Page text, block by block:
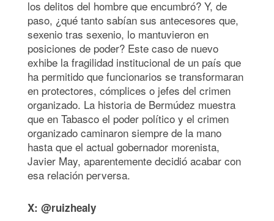
los delitos del hombre que encumbró? Y, de
paso, ¿qué tanto sabían sus antecesores que,
sexenio tras sexenio, lo mantuvieron en
posiciones de poder? Este caso de nuevo
exhibe la fragilidad institucional de un país que
ha permitido que funcionarios se transformaran
en protectores, cómplices o jefes del crimen
organizado. La historia de Bermúdez muestra
que en Tabasco el poder político y el crimen
organizado caminaron siempre de la mano
hasta que el actual gobernador morenista,
Javier May, aparentemente decidió acabar con
esa relación perversa.
X: @ruizhealy